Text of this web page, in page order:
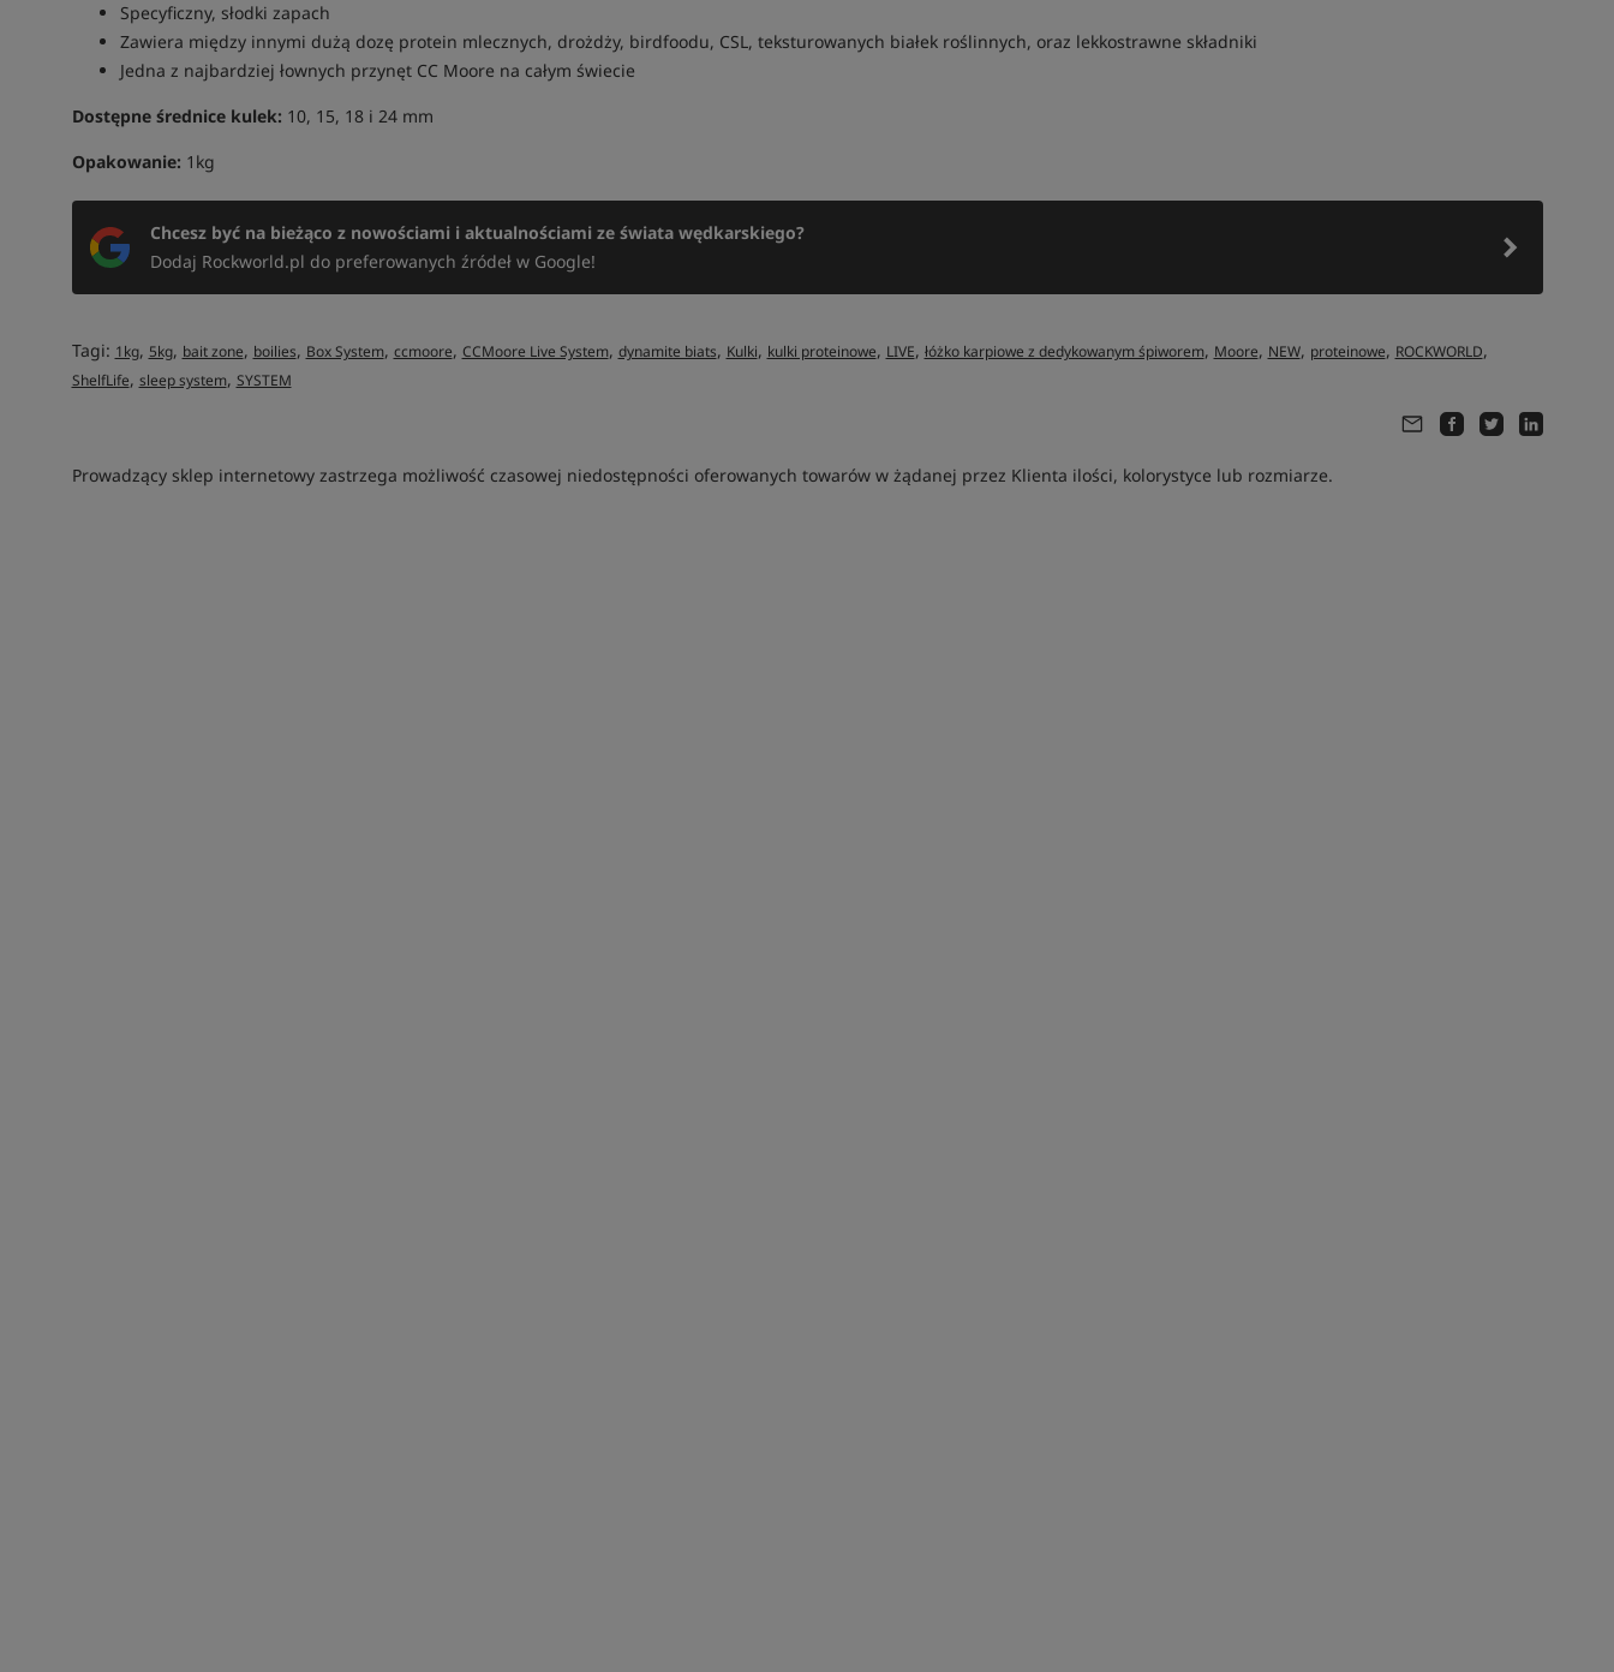
Specyficzny, słodki zapach
Zawiera między innymi dużą dozę protein mlecznych, drożdży, birdfoodu, CSL, teksturowanych białek roślinnych, oraz lekkostrawne składniki
Jedna z najbardziej łownych przynęt CC Moore na całym świecie
Dostępne średnice kulek: 10, 15, 18 i 24 mm
Opakowanie: 1kg
Chcesz być na bieżąco z nowościami i aktualnościami ze świata wędkarskiego?
Dodaj Rockworld.pl do preferowanych źródeł w Google!
Tagi: 1kg, 5kg, bait zone, boilies, Box System, ccmoore, CCMoore Live System, dynamite biats, Kulki, kulki proteinowe, LIVE, łóżko karpiowe z dedykowanym śpiworem, Moore, NEW, proteinowe, ROCKWORLD,
ShelfLife, sleep system, SYSTEM
Prowadzący sklep internetowy zastrzega możliwość czasowej niedostępności oferowanych towarów w żądanej przez Klienta ilości, kolorystyce lub rozmiarze.